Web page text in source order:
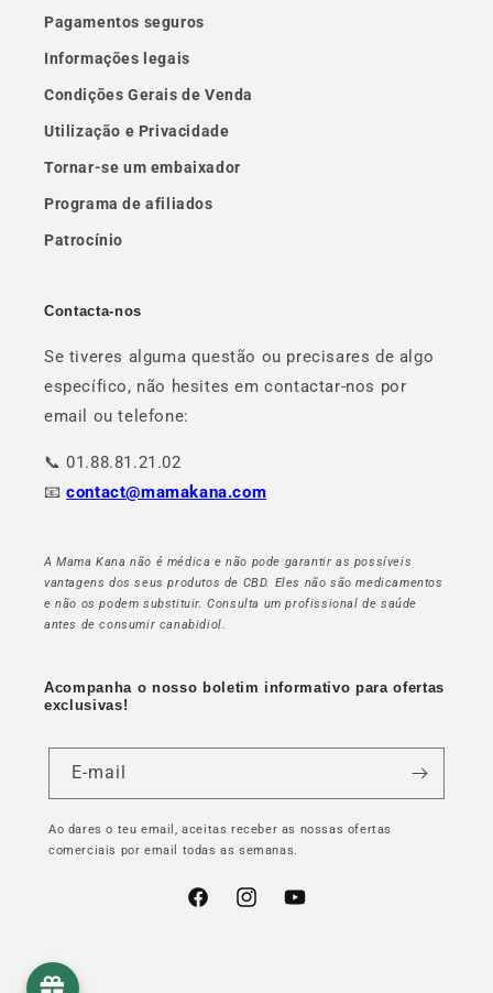
Pagamentos seguros
Informações legais
Condições Gerais de Venda
Utilização e Privacidade
Tornar-se um embaixador
Programa de afiliados
Patrocínio
Contacta-nos
Se tiveres alguma questão ou precisares de algo
específico, não hesites em contactar-nos por
email ou telefone:
📞 01.88.81.21.02
📧contact@mamakana.com
A Mama Kana não é médica e não pode garantir as possíveis
vantagens dos seus produtos de CBD. Eles não são medicamentos
e não os podem substituir. Consulta um profissional de saúde
antes de consumir canabidiol.
Acompanha o nosso boletim informativo para ofertas
exclusivas!
E-mail
Ao dares o teu email, aceitas receber as nossas ofertas
comerciais por email todas as semanas.
FacebookInstagramYouTube